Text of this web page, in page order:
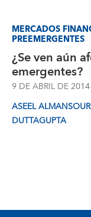
MERCADOS
PREEMERGENTES
¿Se ven aún
emergentes?
9 DE ABRIL DE 2014
ASEEL ALMANSOUR
DUTTAGUPTA